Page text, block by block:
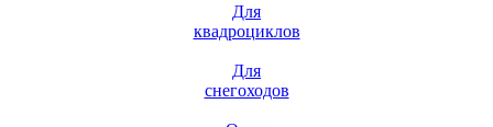
Для
квадроциклов
Для
снегоходов